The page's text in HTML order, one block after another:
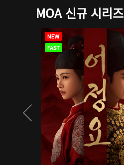
MOA 신규 시리즈